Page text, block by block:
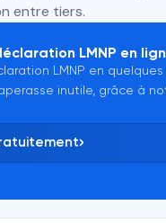
entre tiers.
LMNP en
LMNP en
inutile, grâce à